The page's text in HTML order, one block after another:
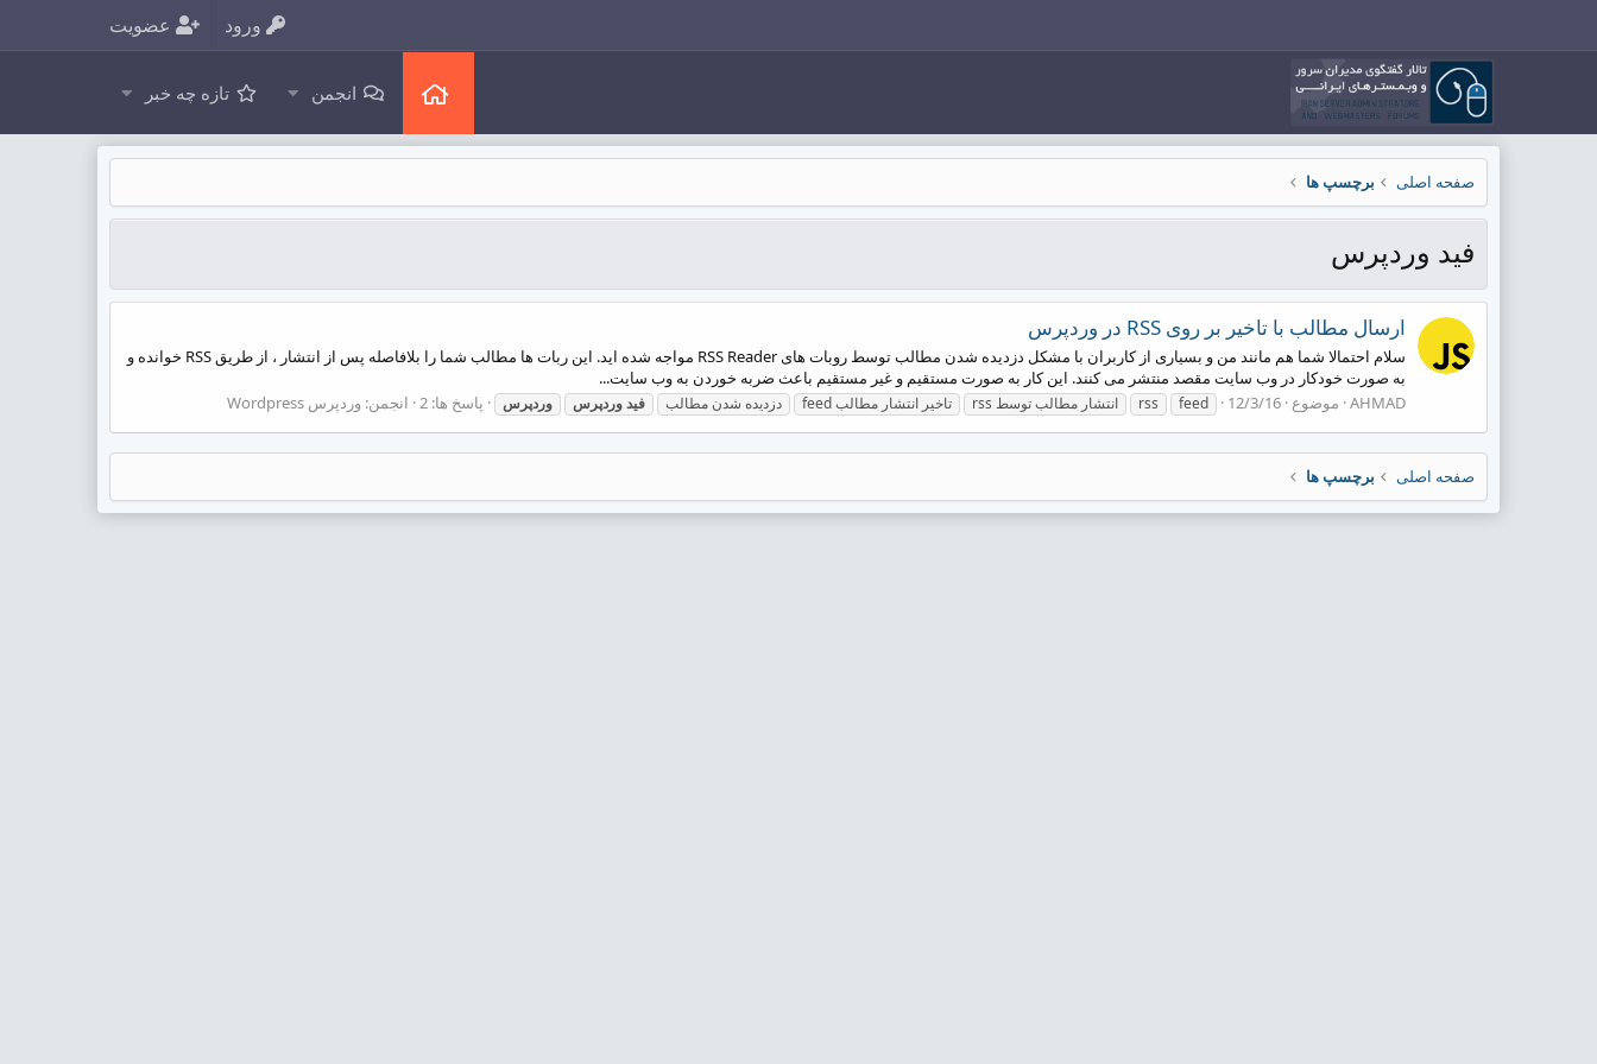
ورود عضویت
انجمن تازه چه خبر
صفحه اصلی برچسپ ها
فید وردپرس
ارسال مطالب با تاخیر بر روی RSS در وردپرس
سلام احتمالا شما هم مانند من و بسیاری از کاربران با مشکل دزدیده شدن مطالب توسط روبات های RSS Reader مواجه شده اید. این ربات ها مطالب شما را بلافاصله پس از انتشار ، از طریق RSS خوانده و
به صورت خودکار در وب سایت مقصد منتشر می کنند. این کار به صورت مستقیم و غیر مستقیم باعث ضربه خوردن به وب سایت...
AHMAD موضوع 12/3/16
feed
rss انتشار مطالب توسط rss تاخیر انتشار مطالب feed دزدیده شدن مطالب فیدوردپرس وردپرس پاسخ ها: 2 انجمن: وردپرس Wordpress
صفحه اصلی برچسپ ها